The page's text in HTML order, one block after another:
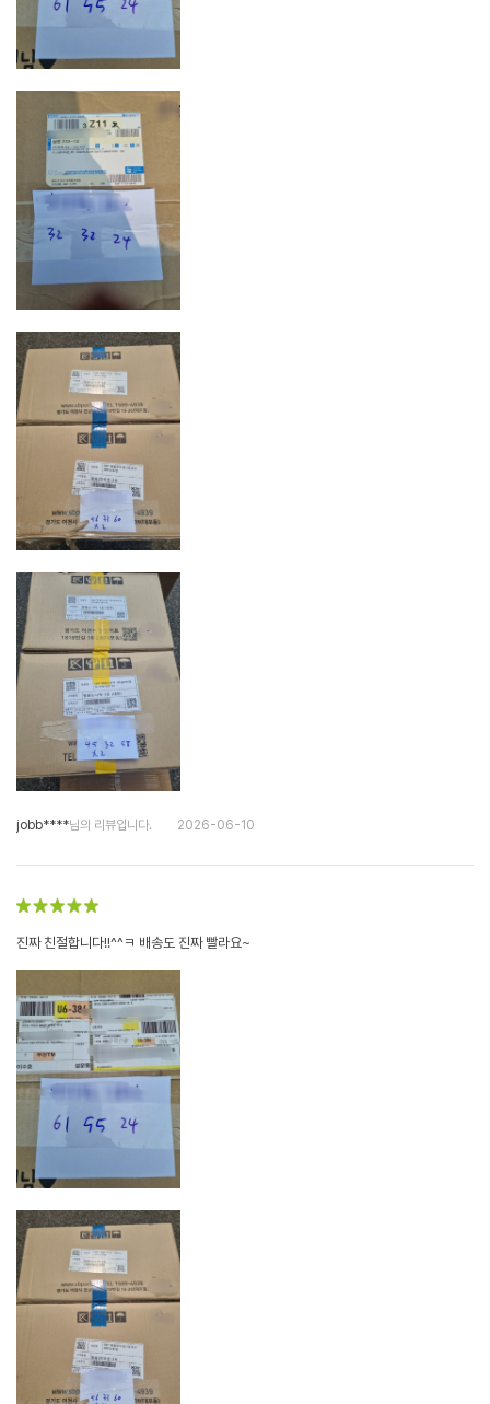
jobb****님의 리뷰입니다. 2026-06-10
진짜 친절합니다!!^^ㅋ 배송도 진짜 빨라요~